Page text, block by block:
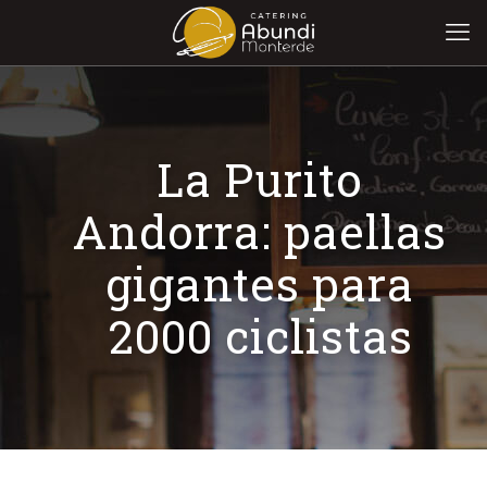
La Purito
Andorra: paellas
gigantes para
2000 ciclistas